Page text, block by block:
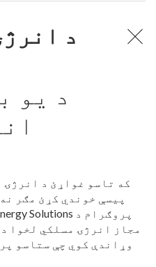
د
د یو
که تاسو غواړئ د
پیسې خوندي کړئ مګر
وړاندې کوي چې ستاسو